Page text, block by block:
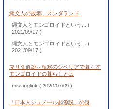
縄文人の故郷、スンダランド
縄文人とモンゴロイドという... (
2021/09/17 )
縄文人とモンゴロイドという... (
2021/09/17 )
マリタ遺跡～極寒のシベリアで暮らす
モンゴロイドの暮らしとは
missinglink ( 2020/07/09 )
「日本人シュメール起源説」の謎